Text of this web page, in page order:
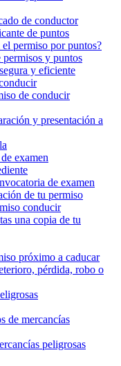
de conductor
de puntos
permiso por puntos?
y puntos
y eficiente
de conducir
y presentación a
examen
de examen
de tu permiso
conducir
una copia de tu
próximo a caducar
pérdida, robo o
de mercancías
peligrosas